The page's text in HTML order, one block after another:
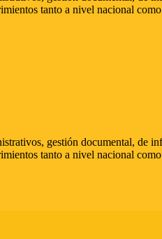
tanto a nivel nacional
gestión documental, de
tanto a nivel nacional